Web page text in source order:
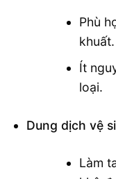
Phù
khuất.
Ít
loại.
Dung dịch vệ
Làm